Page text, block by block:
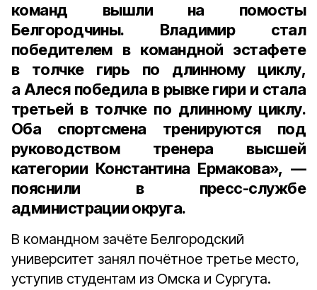
команд вышли на помосты
Белгородчины. Владимир стал
победителем в командной эстафете
в толчке гирь по длинному циклу,
а Алеся победила в рывке гири и стала
третьей в толчке по длинному циклу.
Оба спортсмена тренируются под
руководством тренера высшей
категории Константина Ермакова», —
пояснили в пресс-службе
администрации округа.
В командном зачёте Белгородский
университет занял почётное третье место,
уступив студентам из Омска и Сургута.